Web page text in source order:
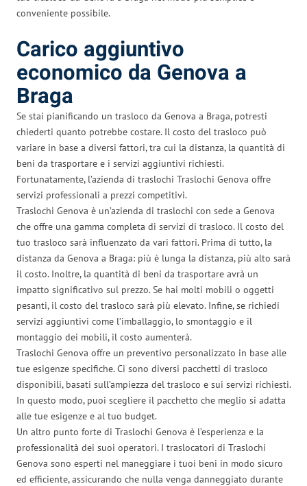
conveniente possibile.
Carico aggiuntivo
economico da Genova a
Braga
Se stai pianificando un trasloco da Genova a Braga, potresti
chiederti quanto potrebbe costare. Il costo del trasloco può
variare in base a diversi fattori, tra cui la distanza, la quantità di
beni da trasportare e i servizi aggiuntivi richiesti.
Fortunatamente, l’azienda di traslochi Traslochi Genova offre
servizi professionali a prezzi competitivi.
Traslochi Genova è un’azienda di traslochi con sede a Genova
che offre una gamma completa di servizi di trasloco. Il costo del
tuo trasloco sarà influenzato da vari fattori. Prima di tutto, la
distanza da Genova a Braga: più è lunga la distanza, più alto sarà
il costo. Inoltre, la quantità di beni da trasportare avrà un
impatto significativo sul prezzo. Se hai molti mobili o oggetti
pesanti, il costo del trasloco sarà più elevato. Infine, se richiedi
servizi aggiuntivi come l’imballaggio, lo smontaggio e il
montaggio dei mobili, il costo aumenterà.
Traslochi Genova offre un preventivo personalizzato in base alle
tue esigenze specifiche. Ci sono diversi pacchetti di trasloco
disponibili, basati sull’ampiezza del trasloco e sui servizi richiesti.
In questo modo, puoi scegliere il pacchetto che meglio si adatta
alle tue esigenze e al tuo budget.
Un altro punto forte di Traslochi Genova è l’esperienza e la
professionalità dei suoi operatori. I traslocatori di Traslochi
Genova sono esperti nel maneggiare i tuoi beni in modo sicuro
ed efficiente, assicurando che nulla venga danneggiato durante